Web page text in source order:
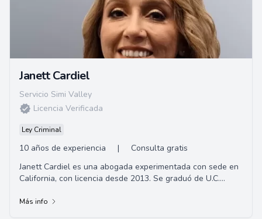
Janett Cardiel
Servicio Simi Valley
Licencia Verificada
Ley Criminal
10 años de experiencia |
Consulta gratis
Janett Cardiel es una abogada experimentada con sede en
California, con licencia desde 2013. Se graduó de U.C.
Más info